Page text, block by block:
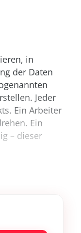
in
der Daten
Jeder
Ein Arbeiter
Ein
– dieser